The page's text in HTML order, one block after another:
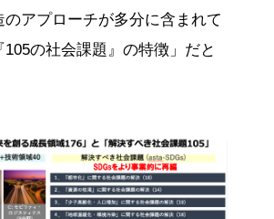
のアプローチが多分に含まれて
105の社会課題』の特徴」だと